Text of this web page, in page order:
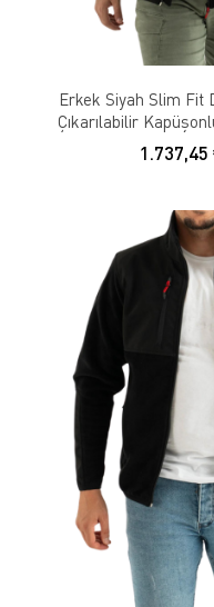
Erkek Siyah Slim Fit
Çıkarılabilir
1.737,45